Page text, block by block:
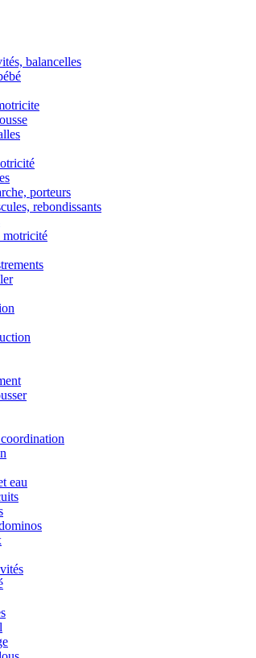
balancelles
porteurs
rebondissants
motricité
eau